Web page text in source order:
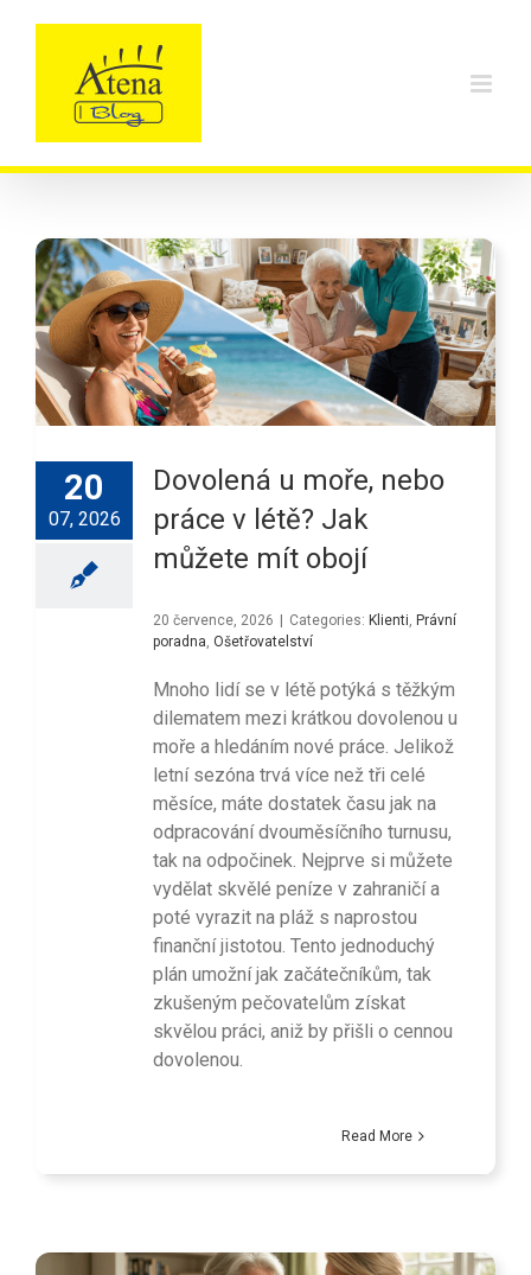
20
07, 2026
Dovolená u moře, nebo
práce v létě? Jak
můžete mít obojí
20 července, 2026 Categories: Klienti, Právní
poradna, Ošetřovatelství
Mnoho lidí se v létě potýká s těžkým
dilematem mezi krátkou dovolenou u
moře a hledáním nové práce. Jelikož
letní sezóna trvá více než tři celé
měsíce, máte dostatek času jak na
odpracování dvouměsíčního turnusu,
tak na odpočinek. Nejprve si můžete
vydělat skvělé peníze v zahraničí a
poté vyrazit na pláž s naprostou
finanční jistotou. Tento jednoduchý
plán umožní jak začátečníkům, tak
zkušeným pečovatelům získat
skvělou práci, aniž by přišli o cennou
dovolenou.
Read More